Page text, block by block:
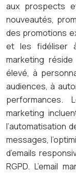
aux prospects
nouveautés,
des promotions
et les fidéliser à
marketing
élevé, à
audiences, à
performances.
marketing
l’automatisation
messages,
d’emails
RGPD. L’email